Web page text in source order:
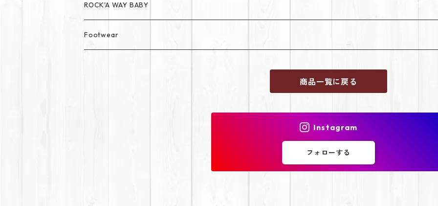
ROCK'A WAY BABY
Footwear
商品一覧に戻る
Instagram
フォローする